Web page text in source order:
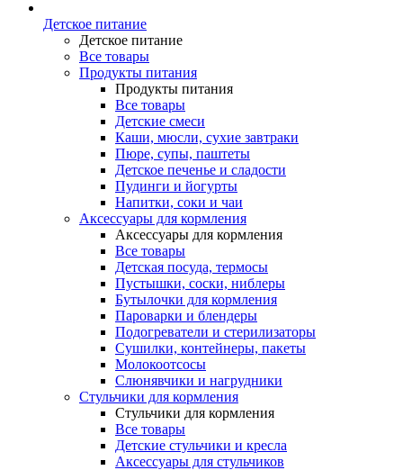
Детское питание
Детское питание
Все товары
Продукты питания
Продукты питания
Все товары
Детские смеси
Каши, мюсли, сухие завтраки
Пюре, супы, паштеты
Детское печенье и сладости
Пудинги и йогурты
Напитки, соки и чаи
Аксессуары для кормления
Аксессуары для кормления
Все товары
Детская посуда, термосы
Пустышки, соски, ниблеры
Бутылочки для кормления
Пароварки и блендеры
Подогреватели и стерилизаторы
Сушилки, контейнеры, пакеты
Молокоотсосы
Слюнявчики и нагрудники
Стульчики для кормления
Стульчики для кормления
Все товары
Детские стульчики и кресла
Аксессуары для стульчиков